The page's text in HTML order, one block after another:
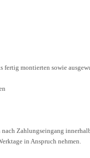
montierten sowie
Zahlungseingang
in Anspruch nehmen.